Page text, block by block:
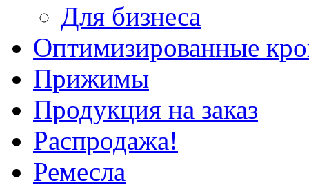
Для бизнеса
Оптимизированные
Прижимы
Продукция на заказ
Распродажа!
Ремесла